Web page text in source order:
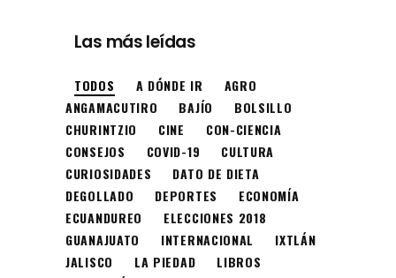
Las más leídas
TODOS A DÓNDE IR
AGRO
ANGAMACUTIRO
BAJÍO
BOLSILLO
CHURINTZIO
CINE
CON-CIENCIA
CONSEJOS
COVID-19
CULTURA
CURIOSIDADES
DATO DE DIETA
DEGOLLADO
DEPORTES
ECONOMÍA
ECUANDUREO
ELECCIONES 2018
GUANAJUATO
INTERNACIONAL
IXTLÁN
JALISCO
LA PIEDAD
LIBROS